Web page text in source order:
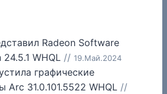
Radeon Software
WHQL // 19.Май.2024
графические
Arc 31.0.101.5522 WHQL //